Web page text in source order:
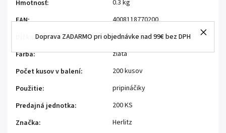
Doprava ZADARMO pri objednávke nad 99€ bez DPH
Hmotnosť:
0.3 kg
EAN:
4008118770200
10 mm
Farba:
zlatá
Počet kusov v balení:
200 kusov
Použitie:
pripináčiky
Predajná jednotka:
200 KS
Značka: Herlitz